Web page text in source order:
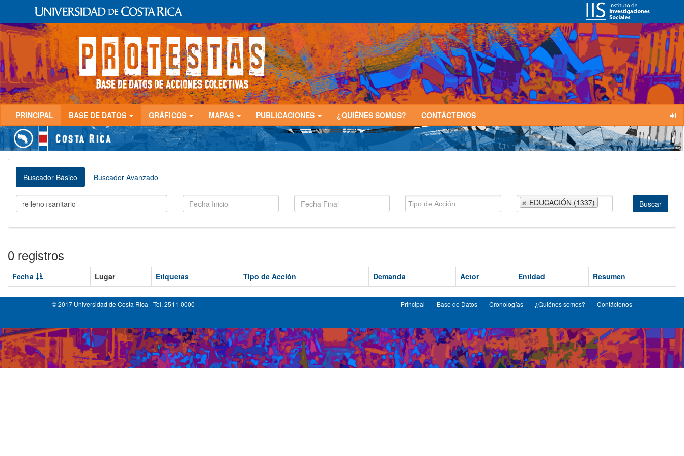
PRINCIPAL BASE DE DATOS GRÁFICOS MAPAS PUBLICACIONES ¿QUIÉNES SOMOS? CONTÁCTENOS
Buscador Básico Buscador Avanzado
EDUCACIÓN (1337)
0 registros
Fecha Lugar Etiquetas Tipo de Acción Demanda Actor Entidad Resumen
© 2017 Universidad de Costa Rica - Tel. 2511-0000 Principal | Base de Datos | Cronologías | ¿Quiénes somos? | Contáctenos